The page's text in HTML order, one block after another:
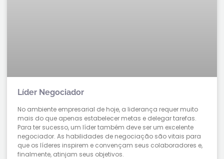
Líder Negociador
No ambiente empresarial de hoje, a liderança requer muito
mais do que apenas estabelecer metas e delegar tarefas.
Para ter sucesso, um líder também deve ser um excelente
negociador. As habilidades de negociação são vitais para
que os líderes inspirem e convençam seus colaboradores e,
finalmente, atinjam seus objetivos.